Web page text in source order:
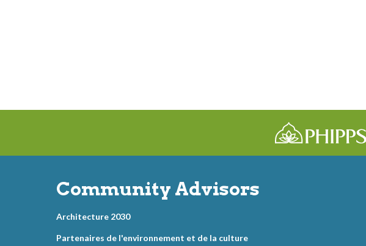
Community Advisors
Architecture 2030
Partenaires de l'environnement et de la culture